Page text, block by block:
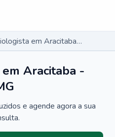
Cardiologista em Aracitaba - MG
Aracitaba -
e agende agora a sua